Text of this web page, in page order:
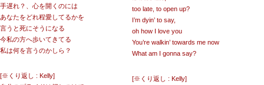
手遅れ？、心を開くのには
あなたをどれ程愛してるかを
言うと死にそうになる
今私の方へ歩いてきてる
私は何を言うのかしら？
[※くり返し : Kelly]
too late, to open up?
I’m dyin’ to say,
oh how I love you
You’re walkin’ towards me now
What am I gonna say?
[※くり返し : Kelly]